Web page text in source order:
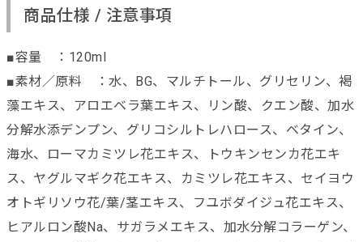
商品仕様 / 注意事項
■容量 ：120ml
■素材／原料 ：水、BG、マルチトール、グリセリン、褐
藻エキス、アロエベラ葉エキス、リン酸、クエン酸、加水
分解水添デンプン、グリコシルトレハロース、ベタイン、
海水、ローマカミツレ花エキス、トウキンセンカ花エキ
ス、ヤグルマギク花エキス、カミツレ花エキス、セイヨウ
オトギリソウ花/葉/茎エキス、フユボダイジュ花エキス、
ヒアルロン酸Na、サガラメエキス、加水分解コラーゲン、